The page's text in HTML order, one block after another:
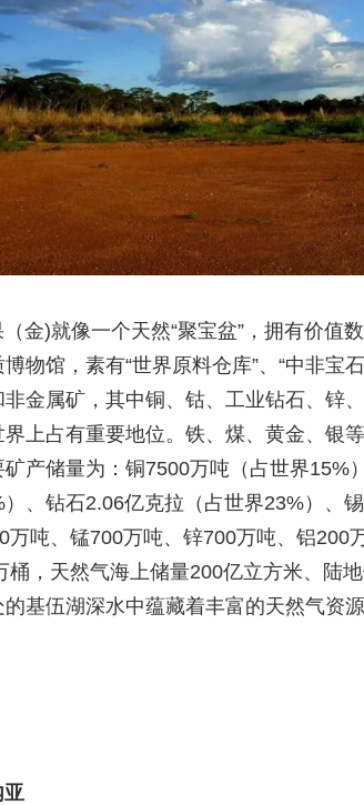
（金)就像一个天然“聚宝盆”，拥有价值
物馆，素有“世界原料仓库”、“中非宝
非金属矿，其中铜、钴、工业钻石、锌
界上占有重要地位。铁、煤、黄金、银
矿产储量为：铜7500万吨（占世界15%
、钻石2.06亿克拉（占世界23%）、
万吨、锰700万吨、锌700万吨、铝200
桶，天然气海上储量200亿立方米、陆
基伍湖深水中蕴藏着丰富的天然气资源
亚